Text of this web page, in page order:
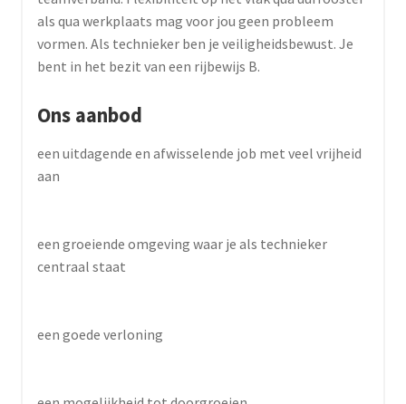
als qua werkplaats mag voor jou geen probleem
vormen. Als technieker ben je veiligheidsbewust. Je
bent in het bezit van een rijbewijs B.
Ons aanbod
een uitdagende en afwisselende job met veel vrijheid
aan
een groeiende omgeving waar je als technieker
centraal staat
een goede verloning